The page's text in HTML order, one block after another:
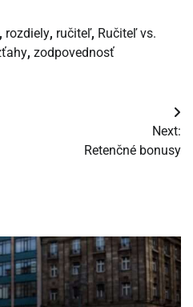
, rozdiely, ručiteľ, Ručiteľ vs.
, zodpovednosť
Next:
Retenčné bonusy